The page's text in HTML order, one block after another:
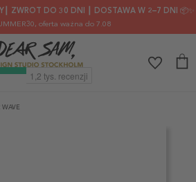
ZWROT DO 30 DNI ┃ DOSTAWA W 2–7 DNI 📦✨
, oferta ważna do 7.08
WAVE